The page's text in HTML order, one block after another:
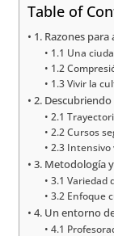
Table of
1. Razones
1.1 Una
1.2
1.3 Vivir la
2.
2.1
2.2 Cursos
2.3 Intensivo
3. Metodología
3.1 Variedad
3.2 Enfoque
4. Un entorno
4.1